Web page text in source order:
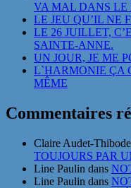
VA MAL DANS LE
LE JEU QU’IL NE
LE 26 JUILLET,
SAINTE-ANNE.
UN JOUR, JE ME
L`HARMONIE ÇA
MÊME
Commentaires
Claire Audet-
TOUJOURS PAR
Line Paulin dans
Line Paulin dans